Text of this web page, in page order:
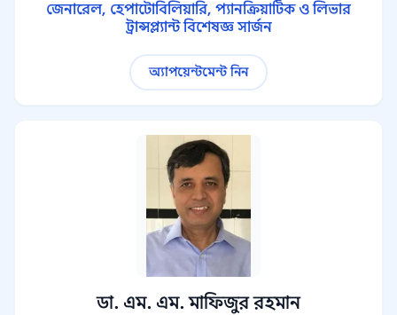
জেনারেল, হেপাটোবিলিয়ারি, প্যানক্রিয়াটিক ও লিভার
ট্রান্সপ্ল্যান্ট বিশেষজ্ঞ সার্জন
অ্যাপয়েন্টমেন্ট নিন
ডা. এম. এম. মাফিজুর রহমান